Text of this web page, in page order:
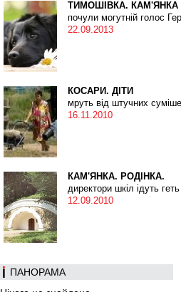
ТИМОШІВКА. КАМ'ЯНКА
почули могутній голос
22.09.2013
КОСАРИ. ДІТИ
мруть від штучних
16.11.2010
КАМ'ЯНКА. РОДІНКА.
директори шкіл ідуть геть
12.09.2010
ПАНОРАМА